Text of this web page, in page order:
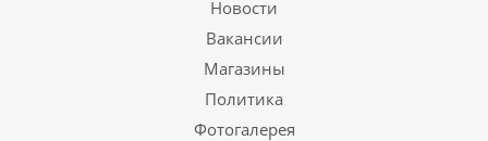
Новости
Вакансии
Магазины
Политика
Фотогалерея